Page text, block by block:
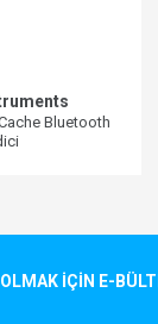
Bluetooth
İÇİN E-